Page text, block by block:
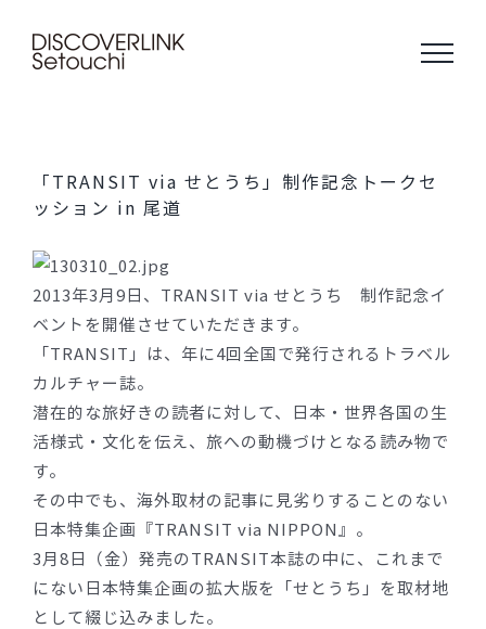
content
「TRANSIT via せとうち」制作記念トークセ
ッション in 尾道
2013年3月9日、TRANSIT via せとうち 制作記念イ
ベントを開催させていただきます。
「TRANSIT」は、年に4回全国で発行されるトラベル
カルチャー誌。
潜在的な旅好きの読者に対して、日本・世界各国の生
活様式・文化を伝え、旅への動機づけとなる読み物で
す。
その中でも、海外取材の記事に見劣りすることのない
日本特集企画『TRANSIT via NIPPON』。
3月8日（金）発売のTRANSIT本誌の中に、これまで
にない日本特集企画の拡大版を「せとうち」を取材地
として綴じ込みました。